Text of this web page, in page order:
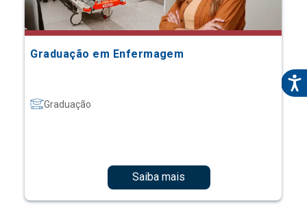
Graduação em Enfermagem
Graduação
Saiba mais